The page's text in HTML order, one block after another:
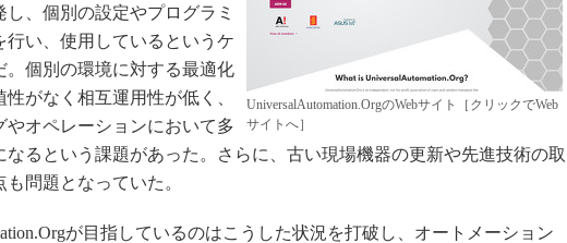
UniversalAutomation.OrgのWebサイト［クリックでWeb
サイトへ］
し、個別の設定やプログラミ
行い、使用しているというケ
。個別の環境に対する最適化
がなく相互運用性が低く、
やオペレーションにおいて多
なるという課題があった。さらに、古い現場機器の更新や先進技術の取
問題となっていた。
が目指しているのはこうした状況を打破し、オートメーション